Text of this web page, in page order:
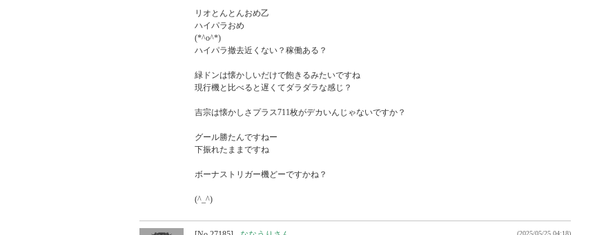
リオとんとんおめ乙
ハイパラおめ
(*^o^*)
ハイパラ撤去近くない？稼働ある？
緑ドンは懐かしいだけで飽きるみたいですね
現行機と比べると遅くてダラダラな感じ？
吉宗は懐かしさプラス711枚がデカいんじゃないですか？
グール勝たんですねー
下振れたままですね
ボーナストリガー機どーですかね？
(^_^)
(2025/05/25 04:18)